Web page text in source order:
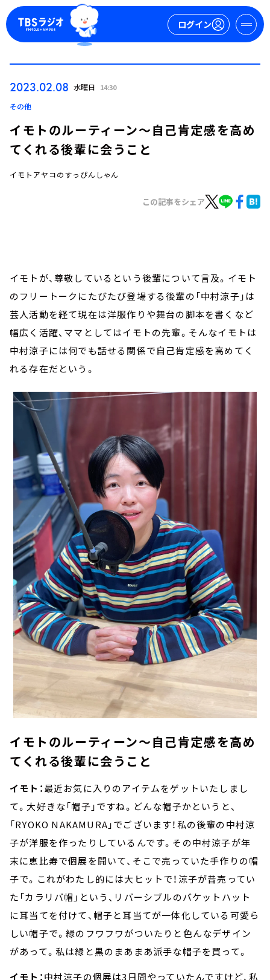
ログイン
お知らせ
イベント・グッズ
会社情報
2023.02.08 水曜日 14:30
その他
イモトのルーティーン～自己肯定感を高め
てくれる後輩に会うこと
イモトアヤコのすっぴんしゃん
この記事をシェア
イモトが、尊敬しているという後輩について言及。イモト
のフリートークにたびたび登場する後輩の「中村涼子」は
芸人活動を経て現在は洋服作りや舞台の脚本を書くなど
幅広く活躍、ママとしてはイモトの先輩。そんなイモトは
中村涼子には何でも話せる関係で自己肯定感を高めてく
れる存在だという。
イモトのルーティーン～自己肯定感を高め
てくれる後輩に会うこと
イモト：最近お気に入りのアイテムをゲットいたしまし
て。大好きな「帽子」ですね。どんな帽子かというと、
「RYOKO NAKAMURA」でございます！私の後輩の中村涼
子が洋服を作ったりしているんです。その中村涼子が年
末に恵比寿で個展を開いて、そこで売っていた手作りの帽
子で。これがわたし的には大ヒットで！涼子が昔売ってい
た「カラリバ帽」という、リバーシブルのバケットハット
に耳当てを付けて、帽子と耳当てが一体化している可愛ら
しい帽子で。緑のフワフワがついたりと色んなデザイン
があって。私は緑と黒のまあまあ派手な帽子を買って。
イモト：中村涼子の個展は3日間やっていたんですけど、私